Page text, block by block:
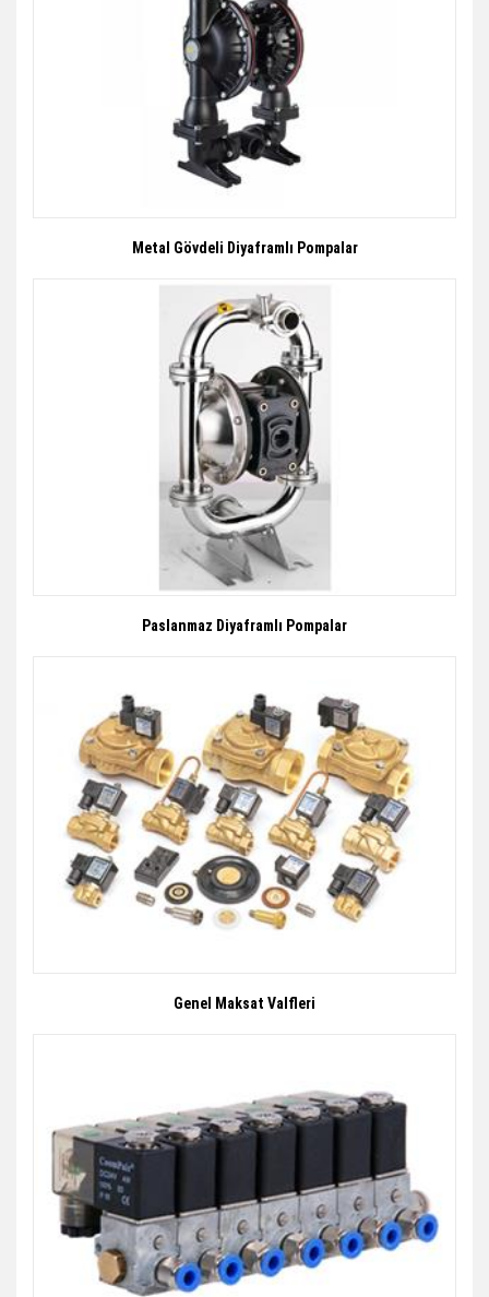
Metal Gövdeli Diyaframlı Pompalar
Paslanmaz Diyaframlı Pompalar
Genel Maksat Valfleri